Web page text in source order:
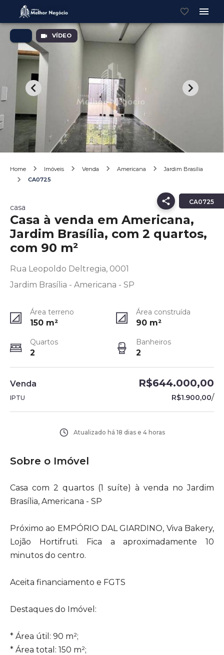
VÍDEO
Home Imóveis Venda Americana
Jardim Brasília
CA0725
CA0725
casa
Casa à venda em Americana,
Jardim Brasília, com 2 quartos,
com 90 m²
Rua Leopoldo Deltregia, 0001
Jardim Brasília - Americana - SP
Área terreno
150 m²
Área construída
90 m²
Quartos
2
Banheiros
2
Venda R$644.000,00
IPTU R$1.900,00/
Atualizado há 18 dias e 4 horas
Sobre o Imóvel
Casa com 2 quartos (1 suíte) à venda no Jardim
Brasília, Americana - SP
Próximo ao EMPÓRIO DAL GIARDINO, Viva Bakery,
Lojão Hortifruti. Fica a aproximadamente 10
minutos do centro.
Aceita financiamento e FGTS
Destaques do Imóvel:
* Área útil: 90 m²;
* Área total: 150 m²;